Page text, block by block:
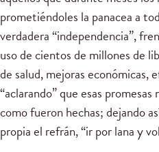
prometiéndoles la panacea a
verdadera “independencia”,
uso de cientos de millones de
de salud, mejoras económicas,
“aclarando” que esas
como fueron hechas; dejando
propia el refrán, “ir por lana y